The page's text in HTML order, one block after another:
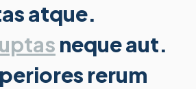
atque.
neque aut.
rerum